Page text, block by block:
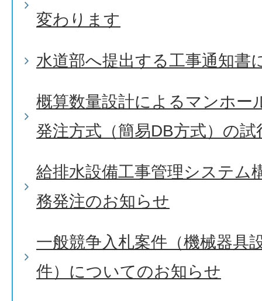
変わります
水道部へ提出する工事通知書
概算数量設計によるマンホー
発注方式（簡易DB方式）の
給排水設備工事管理システム
務発注のお知らせ
一般競争入札案件（機械器具
件）についてのお知らせ